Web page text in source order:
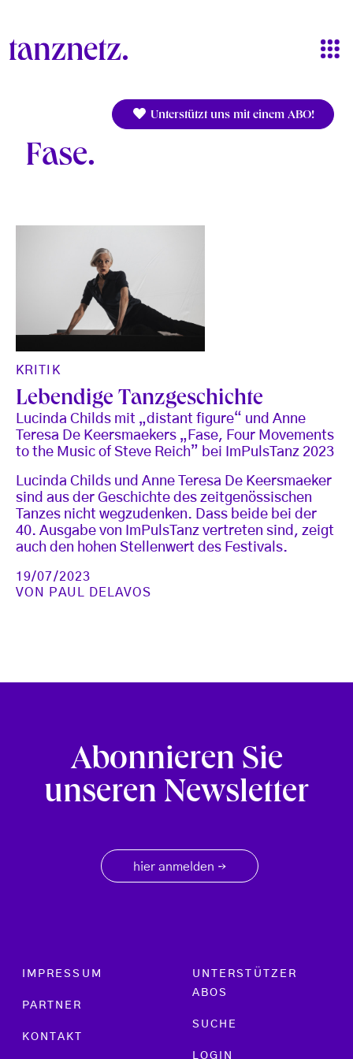
Unterstützt uns mit einem ABO!
Fase
KRITIK
Lebendige Tanzgeschichte
Lucinda Childs mit „distant figure“ und Anne
Teresa De Keersmaekers „Fase, Four Movements
to the Music of Steve Reich” bei ImPulsTanz 2023
Lucinda Childs und Anne Teresa De Keersmaeker
sind aus der Geschichte des zeitgenössischen
Tanzes nicht wegzudenken. Dass beide bei der
40. Ausgabe von ImPulsTanz vertreten sind, zeigt
auch den hohen Stellenwert des Festivals.
19/07/2023
VON
PAUL DELAVOS
Abonnieren Sie
unseren Newsletter
hier anmelden →
Footer menu
IMPRESSUM
PARTNER
KONTAKT
UNTERSTÜTZER
ABOS
SUCHE
LOGIN